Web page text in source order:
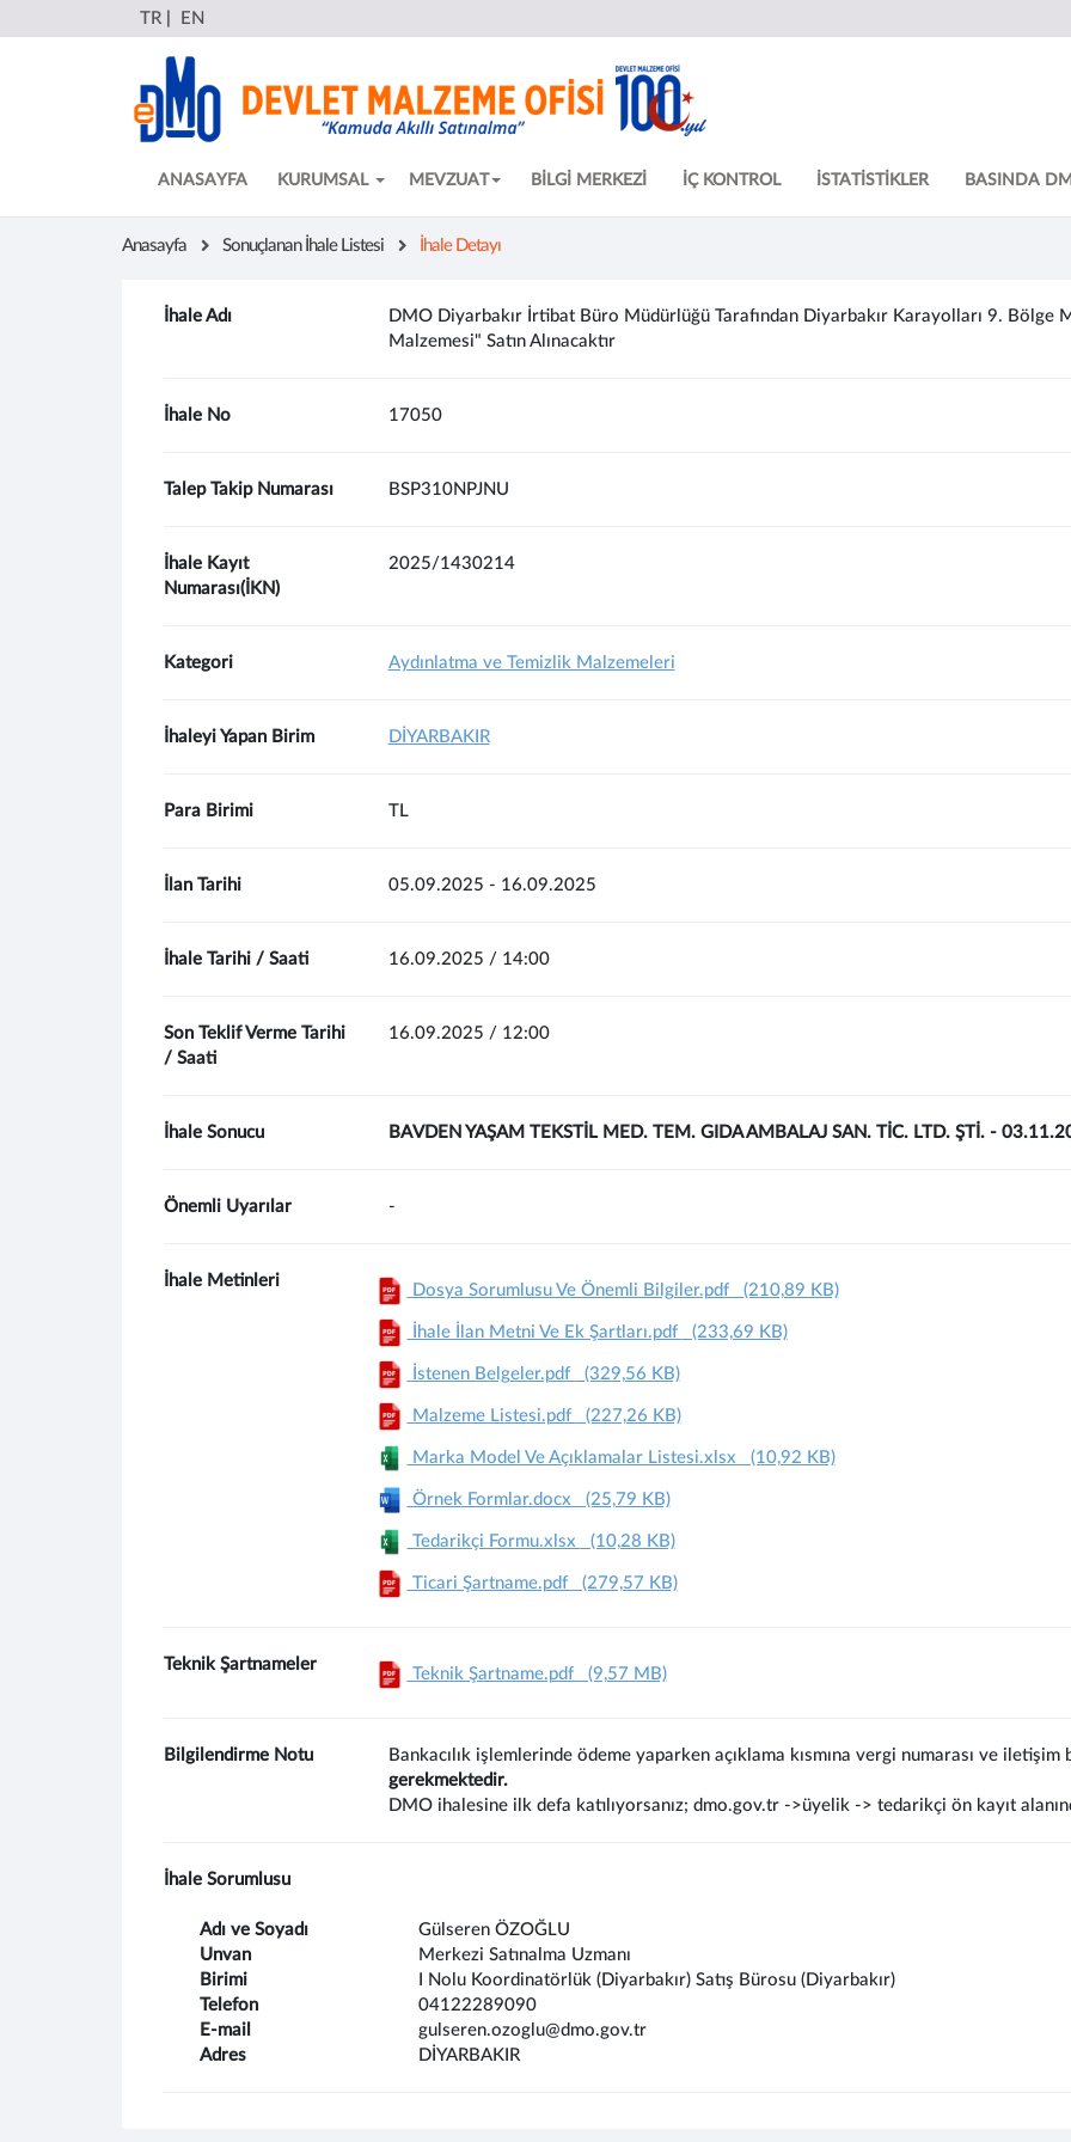
TR EN
ANASAYFA KURUMSAL MEVZUAT BİLGİ MERKEZİ İÇ KONTROL İSTATİSTİKLER BASINDA
Anasayfa Sonuçlanan İhale Listesi İhale Detayı
İhale Adı
DMO Diyarbakır İrtibat Büro Müdürlüğü Tarafından Diyarbakır Karayolları 9. Bölge
Malzemesi" Satın Alınacaktır
İhale No 17050
Talep Takip Numarası BSP310NPJNU
İhale Kayıt
Numarası(İKN)
2025/1430214
Kategori Aydınlatma ve Temizlik Malzemeleri
İhaleyi Yapan Birim DİYARBAKIR
Para Birimi TL
İlan Tarihi 05.09.2025 - 16.09.2025
İhale Tarihi / Saati 16.09.2025 / 14:00
Son Teklif Verme Tarihi
/ Saati
16.09.2025 / 12:00
İhale Sonucu BAVDEN YAŞAM TEKSTİL MED. TEM. GIDA AMBALAJ SAN. TİC. LTD. ŞTİ. -
Önemli Uyarılar -
İhale Metinleri
Dosya Sorumlusu Ve Önemli Bilgiler.pdf (210,89 KB)
İhale İlan Metni Ve Ek Şartları.pdf (233,69 KB)
İstenen Belgeler.pdf (329,56 KB)
Malzeme Listesi.pdf (227,26 KB)
Marka Model Ve Açıklamalar Listesi.xlsx (10,92 KB)
Örnek Formlar.docx (25,79 KB)
Tedarikçi Formu.xlsx (10,28 KB)
Ticari Şartname.pdf (279,57 KB)
Teknik Şartnameler
Teknik Şartname.pdf (9,57 MB)
Bilgilendirme Notu
Bankacılık işlemlerinde ödeme yaparken açıklama kısmına vergi numarası ve
gerekmektedir.
DMO ihalesine ilk defa katılıyorsanız; dmo.gov.tr ->üyelik -> tedarikçi ön kayıt
İhale Sorumlusu
Adı ve Soyadı
Gülseren ÖZOĞLU
Unvan
Merkezi Satınalma Uzmanı
Birimi
I Nolu Koordinatörlük (Diyarbakır) Satış Bürosu (Diyarbakır)
Telefon
04122289090
E-mail
gulseren.ozoglu@dmo.gov.tr
Adres
DİYARBAKIR